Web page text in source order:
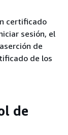
certificado
sesión, el
de
de los
de